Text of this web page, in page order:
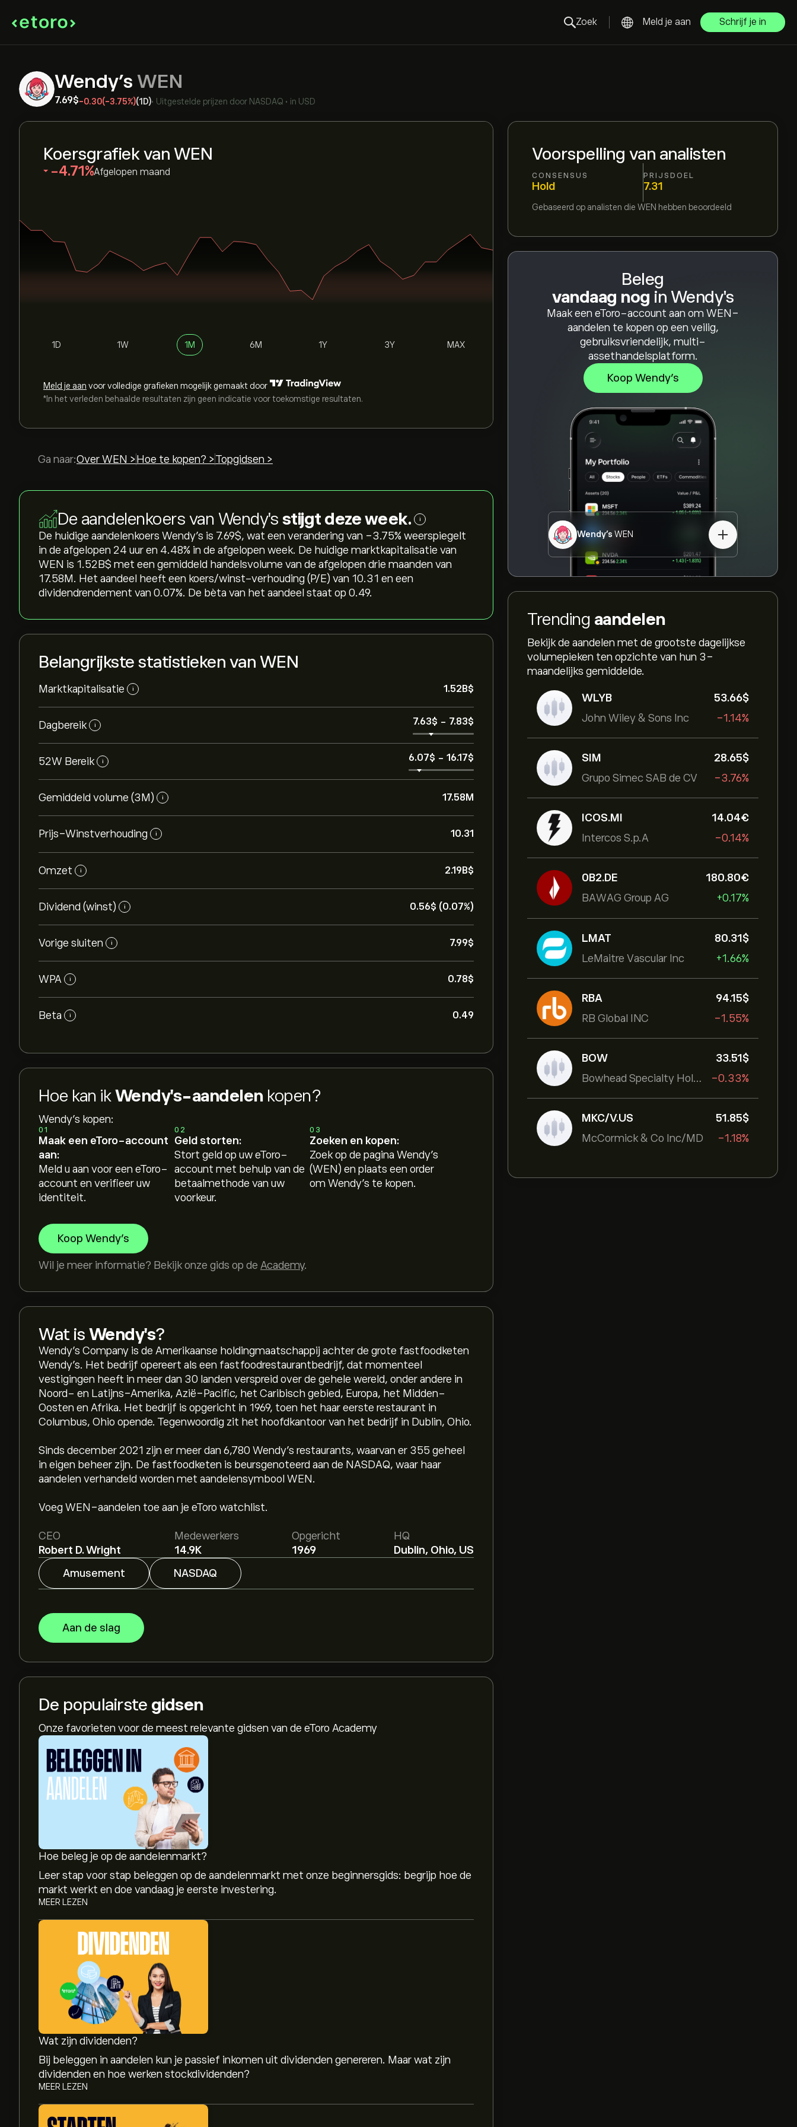
Zoek Meld je aan Schrijf je in
Wendy's WEN
7.69‎$‎-0.30(-3.75%)(1D)• Uitgestelde prijzen door NASDAQ • in USD
Voorspelling van analisten
CONSENSUS
Hold
PRIJSDOEL
7.31
Gebaseerd op analisten die WEN hebben beoordeeld
Beleg
vandaag nog in Wendy's
Maak een eToro-account aan om WEN-
aandelen te kopen op een veilig,
gebruiksvriendelijk, multi-
assethandelsplatform.
Koop Wendy's
Wendy's WEN
Trending aandelen
Bekijk de aandelen met de grootste dagelijkse
volumepieken ten opzichte van hun 3-
maandelijks gemiddelde.
WLYB
John Wiley & Sons Inc
53.66‎$‎
-1.14%
SIM
Grupo Simec SAB de CV
28.65‎$‎
-3.76%
ICOS.MI
Intercos S.p.A
14.04‎€‎
-0.14%
0B2.DE
BAWAG Group AG
180.80‎€‎
+0.17%
LMAT
LeMaitre Vascular Inc
80.31‎$‎
+1.66%
RBA
RB Global INC
94.15‎$‎
-1.55%
BOW
Bowhead Specialty Holdings Inc
33.51‎$‎
-0.33%
MKC/V.US
McCormick & Co Inc/MD
51.85‎$‎
-1.18%
Koersgrafiek van WEN
‎-4.71‎ Afgelopen maand
1D 1W 1M 6M 1Y 3Y MAX
Meld je aan voor volledige grafieken mogelijk gemaakt door
*In het verleden behaalde resultaten zijn geen indicatie voor toekomstige resultaten.
Ga naar:Over WEN > Hoe te kopen? > Topgidsen >
De aandelenkoers van Wendy's stijgt deze week. i
De huidige aandelenkoers Wendy's is 7.69‎$‎, wat een verandering van ‎-3.75‎% weerspiegelt
in de afgelopen 24 uur en ‎4.48‎% in de afgelopen week. De huidige marktkapitalisatie van
WEN is 1.52B‎$‎ met een gemiddeld handelsvolume van de afgelopen drie maanden van
17.58M. Het aandeel heeft een koers/winst-verhouding (P/E) van 10.31 en een
dividendrendement van 0.07%. De bèta van het aandeel staat op 0.49.
Belangrijkste statistieken van WEN
Marktkapitalisatie i 1.52B‎$‎
Dagbereik i 7.63‎$‎ - 7.83‎$‎
52W Bereik i 6.07‎$‎ - 16.17‎$‎
Gemiddeld volume (3M) i 17.58M
Prijs-Winstverhouding i 10.31
Omzet i 2.19B‎$‎
Dividend (winst) i 0.56‎$‎ (0.07%)
Vorige sluiten i 7.99‎$‎
WPA i 0.78‎$‎
Beta i 0.49
Hoe kan ikWendy's-aandelenkopen?
Wendy's kopen:
01
Maak een eToro-account
aan:
Meld u aan voor een eToro-
account en verifieer uw
identiteit.
02
Geld storten:
Stort geld op uw eToro-
account met behulp van de
betaalmethode van uw
voorkeur.
03
Zoeken en kopen:
Zoek op de pagina Wendy's
(WEN) en plaats een order
om Wendy's te kopen.
Koop Wendy's
Wil je meer informatie? Bekijk onze gids op de Academy.
Wat is Wendy's?
Wendy's Company is de Amerikaanse holdingmaatschappij achter de grote fastfoodketen
Wendy's. Het bedrijf opereert als een fastfoodrestaurantbedrijf, dat momenteel
vestigingen heeft in meer dan 30 landen verspreid over de gehele wereld, onder andere in
Noord- en Latijns-Amerika, Azië-Pacific, het Caribisch gebied, Europa, het Midden-
Oosten en Afrika. Het bedrijf is opgericht in 1969, toen het haar eerste restaurant in
Columbus, Ohio opende. Tegenwoordig zit het hoofdkantoor van het bedrijf in Dublin, Ohio.
Sinds december 2021 zijn er meer dan 6,780 Wendy's restaurants, waarvan er 355 geheel
in eigen beheer zijn. De fastfoodketen is beursgenoteerd aan de NASDAQ, waar haar
aandelen verhandeld worden met aandelensymbool WEN.
Voeg WEN-aandelen toe aan je eToro watchlist.
CEO
Robert D. Wright
Medewerkers
14.9K
Opgericht
1969
HQ
Dublin, Ohio, US
Amusement
NASDAQ
Aan de slag
De populairste gidsen
Onze favorieten voor de meest relevante gidsen van de eToro Academy
Hoe beleg je op de aandelenmarkt?
Leer stap voor stap beleggen op de aandelenmarkt met onze beginnersgids: begrijp hoe de
markt werkt en doe vandaag je eerste investering.
MEER LEZEN
Wat zijn dividenden?
Bij beleggen in aandelen kun je passief inkomen uit dividenden genereren. Maar wat zijn
dividenden en hoe werken stockdividenden?
MEER LEZEN